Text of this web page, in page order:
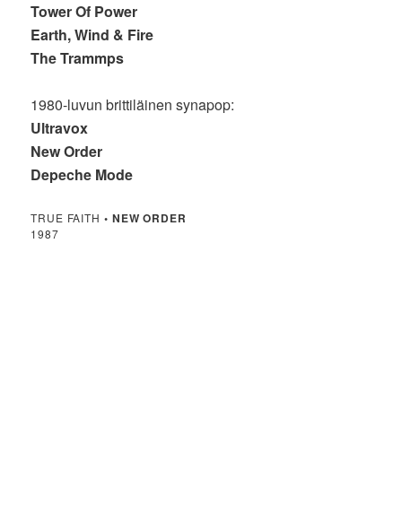
Tower Of Power
Earth, Wind & Fire
The Trammps
1980-luvun brittiläinen synapop:
Ultravox
New Order
Depeche Mode
TRUE FAITH • NEW ORDER
1987